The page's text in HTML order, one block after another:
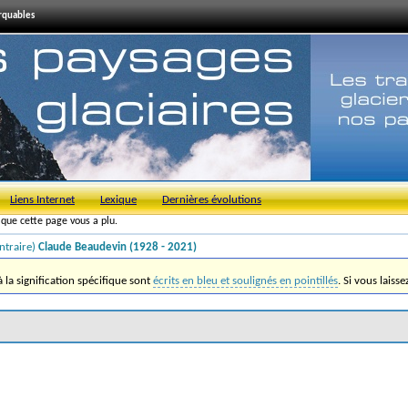
Liens Internet Lexique Dernières évolutions
cette page vous a plu.
Claude Beaudevin (1928 - 2021)
la signification spécifique sont écrits en bleu et soulignés en pointillés. Si vous